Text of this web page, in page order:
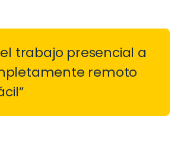
trabajo presencial a
remoto